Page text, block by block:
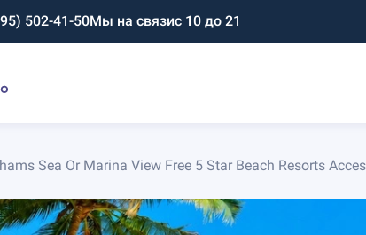
502-41-50Мы на связис 10 до 21
Sea Or Marina View Free 5 Star Beach Resorts